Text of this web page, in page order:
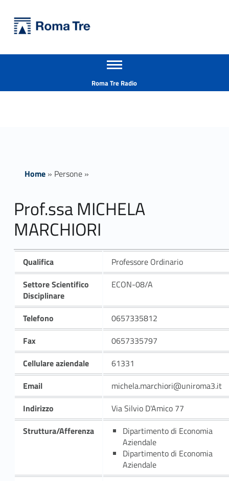
Prof.ssa MICHELA MARCHIORI - Università Roma Tre
Apri il menu secondario
Roma Tre Radio
Home» Persone»
Prof.ssa MICHELA
MARCHIORI
Qualifica
Professore Ordinario
Settore Scientifico
Disciplinare
ECON-08/A
Telefono
0657335812
Fax
0657335797
Cellulare aziendale
61331
Email
michela.marchiori@uniroma3.it
Indirizzo
Via Silvio D'Amico 77
Struttura/Afferenza
Dipartimento di Economia
Aziendale
Dipartimento di Economia
Aziendale